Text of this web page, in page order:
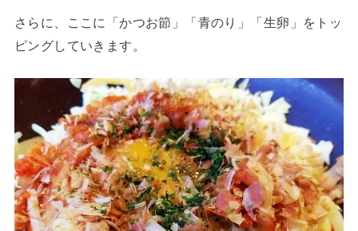
さらに、ここに「かつお節」「青のり」「生卵」をトッ
ピングしていきます。